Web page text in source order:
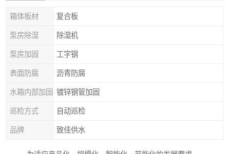
箱体板材 复合板
泵房除湿 除湿机
泵房加固 工字钢
表面防腐 沥青防腐
水箱内部加固 镀锌钢管加固
巡检方式 自动巡检
品牌 致佳供水